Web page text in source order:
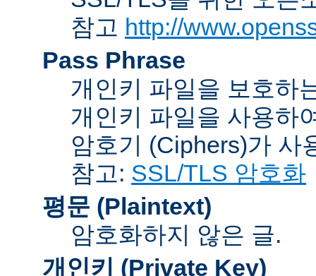
참고 http://
Pass Phrase
개인키 파일을 보호하
개인키 파일을 사용하
암호기 (Ciphers)가 사
참고: SSL/TLS 암호화
평문 (Plaintext)
암호화하지 않은 글.
개인키 (Private Key)